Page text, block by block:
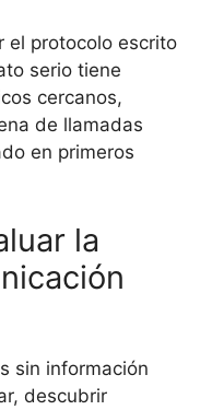
el protocolo escrito
serio tiene
cercanos,
de llamadas
en primeros
la
sin información
descubrir